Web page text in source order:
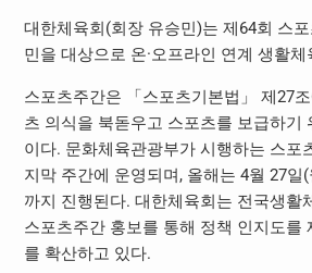
대한체육회(회장 유승민)는 제64회 스
민을 대상으로 온·오프라인 연계 생활
스포츠주간은 「스포츠기본법」 제27
츠 의식을 북돋우고 스포츠를 보급하기
이다. 문화체육관광부가 시행하는 스포
지막 주간에 운영되며, 올해는 4월 27일
까지 진행된다. 대한체육회는 전국생활
스포츠주간 홍보를 통해 정책 인지도를
를 확산하고 있다.